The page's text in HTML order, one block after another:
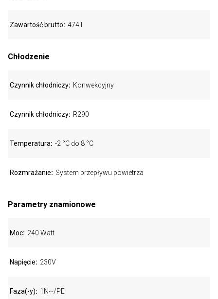
Zawartość brutto 474 l
Chłodzenie
Czynnik chłodniczy Konwekcyjny
Czynnik chłodniczy R290
Temperatura -2 °C do 8 °C
Rozmrażanie System przepływu powietrza
Parametry znamionowe
Moc 240 Watt
Napięcie 230V
Faza(-y) 1N~/PE